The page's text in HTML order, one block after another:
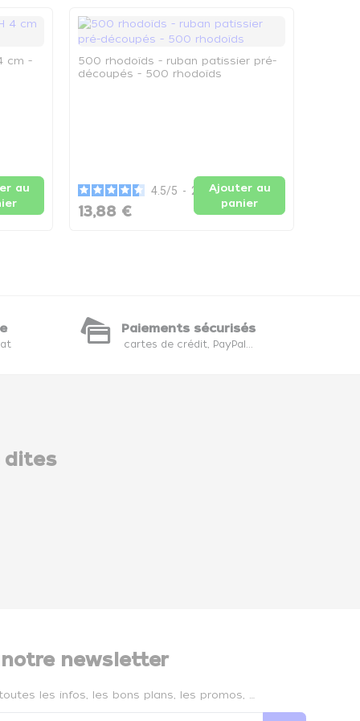
cm -
au
500 rhodoïds - ruban patissier pré-
découpés - 500 rhodoïds
4.5/5 - 2 avis
13,88 €
Ajouter au
panier
Paiements sécurisés
cartes de crédit, PayPal...
dites
newsletter
les infos, les bons plans, les promos, …